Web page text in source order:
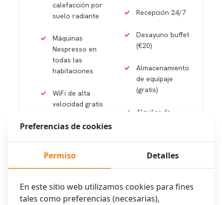
calefacción por
suelo radiante
Máquinas
Nespresso en
todas las
habitaciones
WiFi de alta
velocidad gratis
Estacionamiento
Estaciones de
Recepción 24/7
Desayuno buffet
(€20)
Almacenamiento
de equipaje
(gratis)
Alquiler de
(€18/día)
Aire
nevera
Preferencias de cookies
Permiso Detalles
En este sitio web utilizamos cookies para fines
tales como preferencias (necesarias),